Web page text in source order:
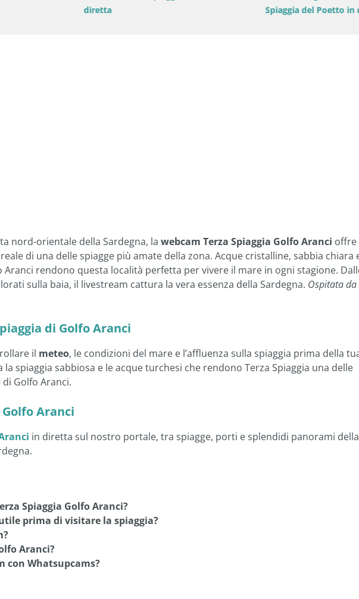
sulla spiaggia da Punta Usai
nord-orientale della Sardegna, la webcam Terza Spiaggia Golfo Aranci offre
di una delle spiagge più amate della zona. Acque cristalline, sabbia chiara
Aranci rendono questa località perfetta per vivere il mare in ogni stagione.
sulla baia, il livestream cattura la vera essenza della Sardegna. Ospitata da
di Golfo Aranci
il meteo, le condizioni del mare e l’affluenza sulla spiaggia prima della
spiaggia sabbiosa e le acque turchesi che rendono Terza Spiaggia una delle
Golfo Aranci.
Aranci
in diretta sul nostro portale, tra spiagge, porti e splendidi panorami della
Spiaggia Golfo Aranci?
prima di visitare la spiaggia?
Aranci?
con Whatsupcams?